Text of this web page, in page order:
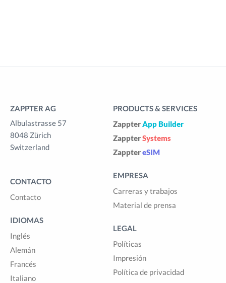
ZAPPTER AG
Albulastrasse 57
8048 Zürich
Switzerland
CONTACTO
Contacto
IDIOMAS
Inglés
Alemán
Francés
Italiano
PRODUCTS & SERVICES
ZappterApp Builder
ZappterSystems
ZapptereSIM
EMPRESA
Carreras y trabajos
Material de prensa
LEGAL
Políticas
Impresión
Política de privacidad